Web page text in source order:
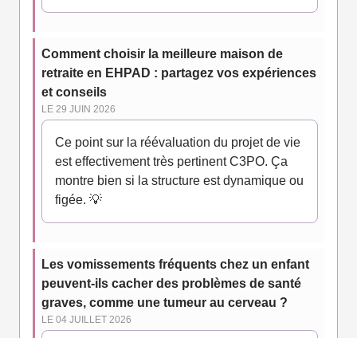
Comment choisir la meilleure maison de
retraite en EHPAD : partagez vos expériences
et conseils
LE 29 JUIN 2026
Ce point sur la réévaluation du projet de vie
est effectivement très pertinent C3PO. Ça
montre bien si la structure est dynamique ou
figée. 💡
Les vomissements fréquents chez un enfant
peuvent-ils cacher des problèmes de santé
graves, comme une tumeur au cerveau ?
LE 04 JUILLET 2026